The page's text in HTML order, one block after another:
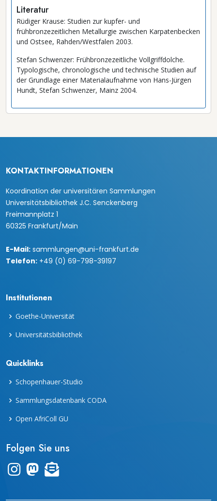
Literatur
Rüdiger Krause: Studien zur kupfer- und
frühbronzezeitlichen Metallurgie zwischen Karpatenbecken
und Ostsee, Rahden/Westfalen 2003.
Stefan Schwenzer: Frühbronzezeitliche Vollgriffdolche.
Typologische, chronologische und technische Studien auf
der Grundlage einer Materialaufnahme von Hans-Jürgen
Hundt, Stefan Schwenzer, Mainz 2004.
KONTAKTINFORMATIONEN
Koordination der universitären Sammlungen
Universitätsbibliothek J.C. Senckenberg
Freimannplatz 1
60325 Frankfurt/Main
E-Mail: sammlungen@uni-frankfurt.de
Telefon: +49 (0) 69-798-39197
Institutionen
Goethe-Universität
Universitätsbibliothek
Quicklinks
Schopenhauer-Studio
Sammlungsdatenbank CODA
Open AfriColl GU
Folgen Sie uns
Link zum Instagram-Kanal "frankfurter_dinge"
Zum Mastodon-Account der UB Frankfurt
Zur Übersicht des Newsletters "leporello"